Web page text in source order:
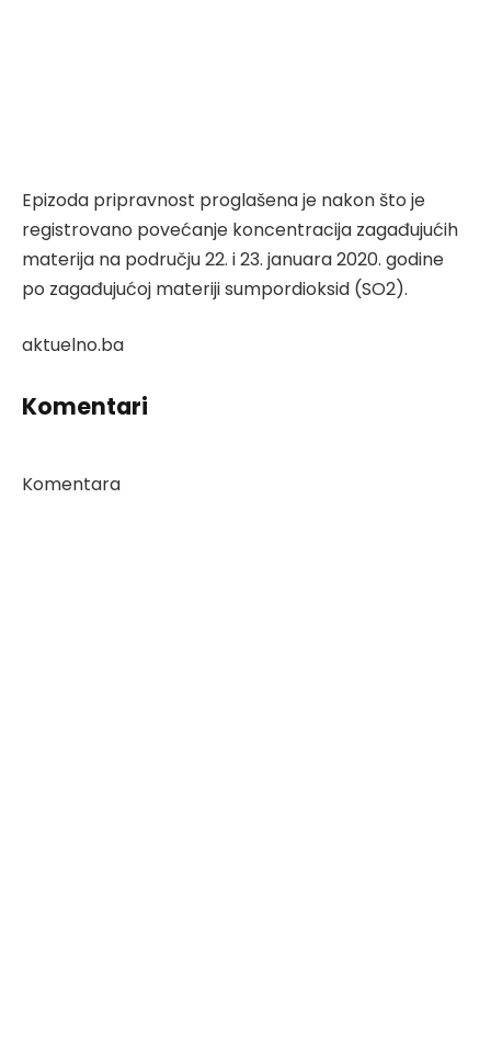
Epizoda pripravnost proglašena je nakon što je
registrovano povećanje koncentracija zagađujućih
materija na području 22. i 23. januara 2020. godine
po zagađujućoj materiji sumpordioksid (SO2).
aktuelno.ba
Komentari
Komentara